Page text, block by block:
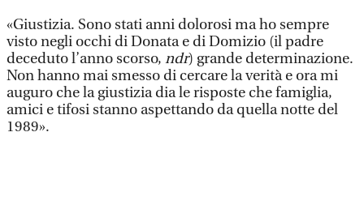
«Giustizia. Sono stati anni dolorosi ma ho sempre
visto negli occhi di Donata e di Domizio (il padre
deceduto l’anno scorso, ndr) grande determinazione.
Non hanno mai smesso di cercare la verità e ora mi
auguro che la giustizia dia le risposte che famiglia,
amici e tifosi stanno aspettando da quella notte del
1989».